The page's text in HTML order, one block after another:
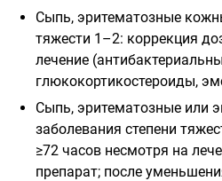
Сыпь, эритематозные
тяжести 1–2: коррекция
лечение
глюкокортикостероиды,
Сыпь, эритематозные или
заболевания степени
≥72 часов несмотря на
препарат; после